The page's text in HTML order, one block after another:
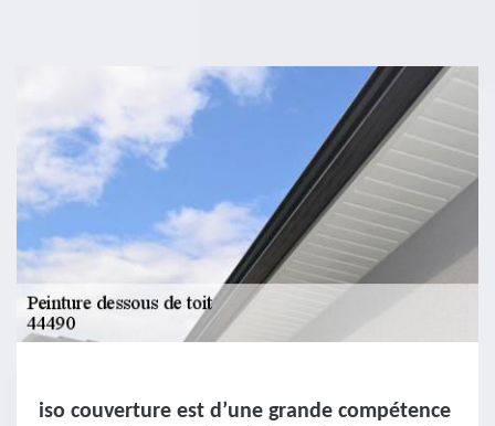
iso couverture est d’une grande compétence